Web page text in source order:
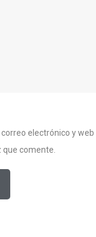
electrónico y
comente.